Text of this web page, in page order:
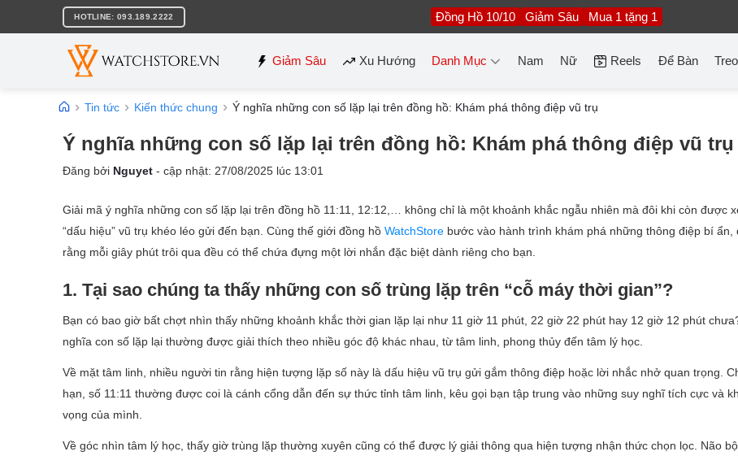
nội
HOTLINE: 093.189.2222 Đồng Hồ 10/10 Giảm Sâu Mua 1 tặng 1
Giảm Sâu Xu Hướng Danh Mục Nam Nữ Reels Để Bàn
Tin tức Kiến thức chung Ý nghĩa những con số lặp lại trên đồng hồ: Khám phá thông điệp vũ trụ
Ý nghĩa những con số lặp lại trên đồng hồ: Khám phá thông điệp vũ trụ
Đăng bởi Nguyet - cập nhật: 27/08/2025 lúc 13:01
Giải mã ý nghĩa những con số lặp lại trên đồng hồ 11:11, 12:12,… không chỉ là một khoảnh khắc ngẫu nhiên mà đôi khi còn được
“dấu hiệu” vũ trụ khéo léo gửi đến bạn. Cùng thế giới đồng hồ WatchStore bước vào hành trình khám phá những thông điệp bí ẩn,
rằng mỗi giây phút trôi qua đều có thể chứa đựng một lời nhắn đặc biệt dành riêng cho bạn.
1. Tại sao chúng ta thấy những con số trùng lặp trên “cỗ máy thời gian”?
Bạn có bao giờ bất chợt nhìn thấy những khoảnh khắc thời gian lặp lại như 11 giờ 11 phút, 22 giờ 22 phút hay 12 giờ 12 phút
nghĩa con số lặp lại thường được giải thích theo nhiều góc độ khác nhau, từ tâm linh, phong thủy đến tâm lý học.
Về mặt tâm linh, nhiều người tin rằng hiện tượng lặp số này là dấu hiệu vũ trụ gửi gắm thông điệp hoặc lời nhắc nhở quan trọng.
hạn, số 11:11 thường được coi là cánh cổng dẫn đến sự thức tỉnh tâm linh, kêu gọi bạn tập trung vào những suy nghĩ tích cực và
vọng của mình.
Về góc nhìn tâm lý học, thấy giờ trùng lặp thường xuyên cũng có thể được lý giải thông qua hiện tượng nhận thức chọn lọc. Não